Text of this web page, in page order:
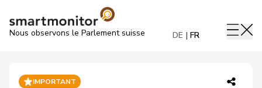
Nous observons le Parlement suisse DE FR
IMPORTANT